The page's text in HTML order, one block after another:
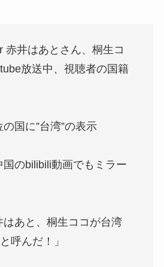
赤井はあとさん、桐生コ
放送中、視聴者の国籍
国に”台湾”の表示
国のbilibili動画でもミラー
はあと、桐生ココが台湾
呼んだ！」